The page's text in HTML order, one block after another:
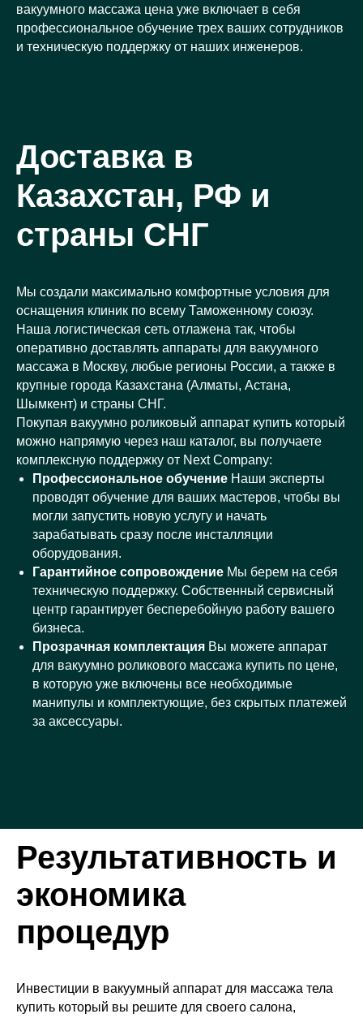
вакуумного массажа цена уже включает в себя
профессиональное обучение трех ваших сотрудников
и техническую поддержку от наших инженеров.
Доставка в
Казахстан, РФ и
страны СНГ
Мы создали максимально комфортные условия для
оснащения клиник по всему Таможенному союзу.
Наша логистическая сеть отлажена так, чтобы
оперативно доставлять аппараты для вакуумного
массажа в Москву, любые регионы России, а также в
крупные города Казахстана (Алматы, Астана,
Шымкент) и страны СНГ.
Покупая вакуумно роликовый аппарат купить который
можно напрямую через наш каталог, вы получаете
комплексную поддержку от Next Company:
Профессиональное обучение Наши эксперты
проводят обучение для ваших мастеров, чтобы вы
могли запустить новую услугу и начать
зарабатывать сразу после инсталляции
оборудования.
Гарантийное сопровождение Мы берем на себя
техническую поддержку. Собственный сервисный
центр гарантирует бесперебойную работу вашего
бизнеса.
Прозрачная комплектация Вы можете аппарат
для вакуумно роликового массажа купить по цене,
в которую уже включены все необходимые
манипулы и комплектующие, без скрытых платежей
за аксессуары.
Результативность и
экономика
процедур
Инвестиции в вакуумный аппарат для массажа тела
купить который вы решите для своего салона,